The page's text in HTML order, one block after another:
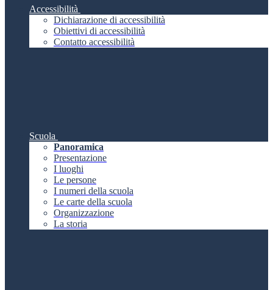
Accessibilità
Dichiarazione di accessibilità
Obiettivi di accessibilità
Contatto accessibilità
Scuola
Panoramica
Presentazione
I luoghi
Le persone
I numeri della scuola
Le carte della scuola
Organizzazione
La storia